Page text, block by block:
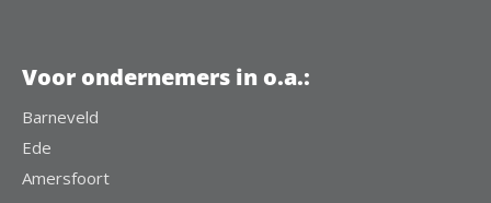
Voor ondernemers in o.a.:
Barneveld
Ede
Amersfoort